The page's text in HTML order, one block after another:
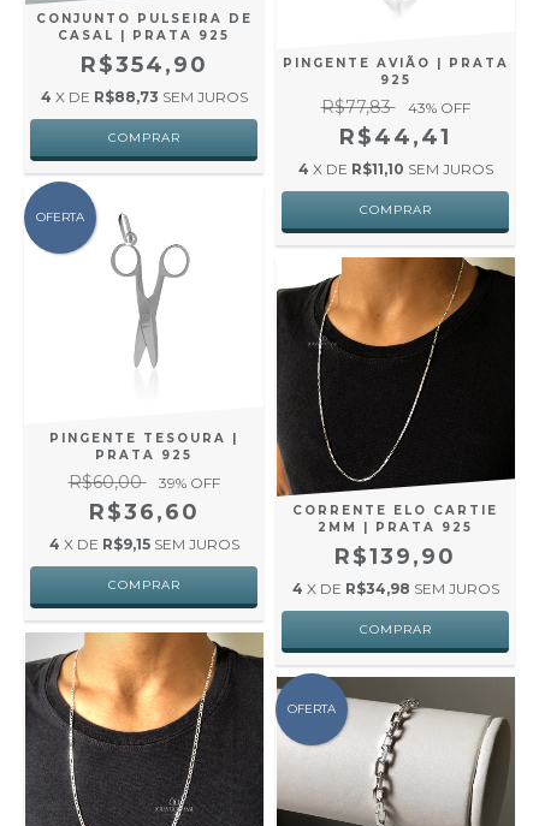
CONJUNTO PULSEIRA DE
CASAL | PRATA 925
R$354,90
4 X DE R$88,73 SEM JUROS
PINGENTE AVIÃO | PRATA
925
R$77,83 43% OFF
R$44,41
4 X DE R$11,10 SEM JUROS
OFERTA
PINGENTE TESOURA |
PRATA 925
R$60,00 39% OFF
R$36,60
4 X DE R$9,15 SEM JUROS
CORRENTE ELO CARTIE
2MM | PRATA 925
R$139,90
4 X DE R$34,98 SEM JUROS
OFERTA